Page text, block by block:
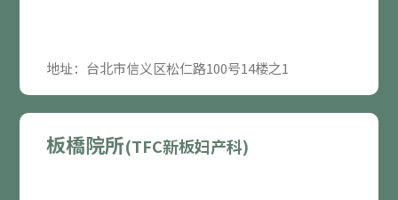
地址：台北市信义区松仁路100号14楼之1
板橋院所(TFC新板妇产科)